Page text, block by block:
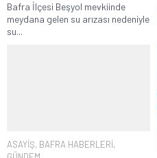
Bafra İlçesi Beşyol mevkiinde
meydana gelen su arızası nedeniyle
su...
ASAYİŞ, BAFRA HABERLERİ,